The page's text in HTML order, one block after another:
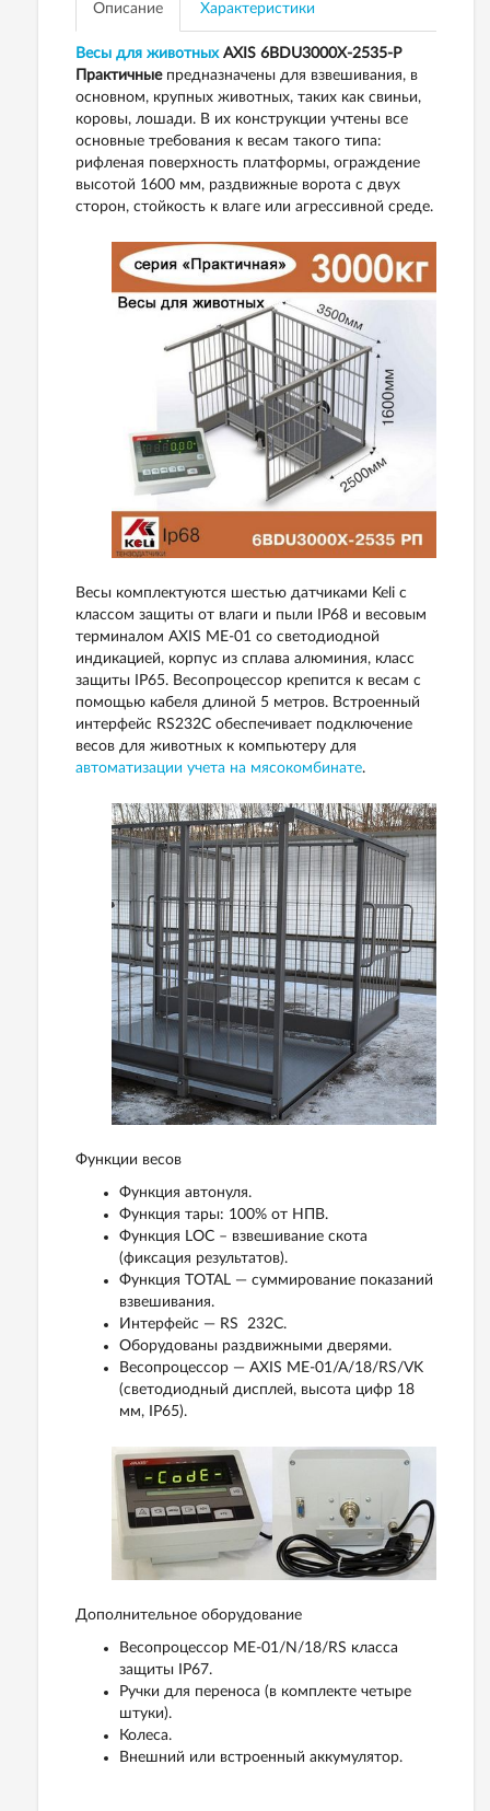
Описание Характеристики
Весы для животныхAXIS 6BDU3000Х-2535-Р
Практичныепредназначены для взвешивания, в
основном, крупных животных, таких как свиньи,
коровы, лошади. В их конструкции учтены все
основные требования к весам такого типа:
рифленая поверхность платформы, ограждение
высотой 1600 мм, раздвижные ворота с двух
сторон, стойкость к влаге или агрессивной среде.
Весы комплектуются шестью датчиками Keli с
классом защиты от влаги и пыли IP68 и весовым
терминалом AXIS ME-01 со светодиодной
индикацией, корпус из сплава алюминия, класс
защиты IP65. Весопроцессор крепится к весам с
помощью кабеля длиной 5 метров. Встроенный
интерфейс RS232C обеспечивает подключение
весов для животных к компьютеру для
автоматизации учета на мясокомбинате.
Функции весов
Функция автонуля.
Функция тары: 100% от НПВ.
Функция LOC – взвешивание скота
(фиксация результатов).
Функция TOTAL — суммирование показаний
взвешивания.
Интерфейс — RS 232C.
Оборудованы раздвижными дверями.
Весопроцессор — AXIS ME-01/A/18/RS/VK
(светодиодный дисплей, высота цифр 18
мм, IP65).
Дополнительное оборудование
Весопроцессор ME-01/N/18/RS класса
защиты IP67.
Ручки для переноса (в комплекте четыре
штуки).
Колеса.
Внешний или встроенный аккумулятор.